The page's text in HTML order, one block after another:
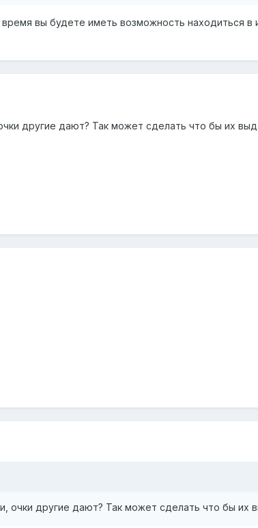
вы будете иметь возможность находиться в
другие дают? Так может сделать что бы их
очки другие дают? Так может сделать что бы их